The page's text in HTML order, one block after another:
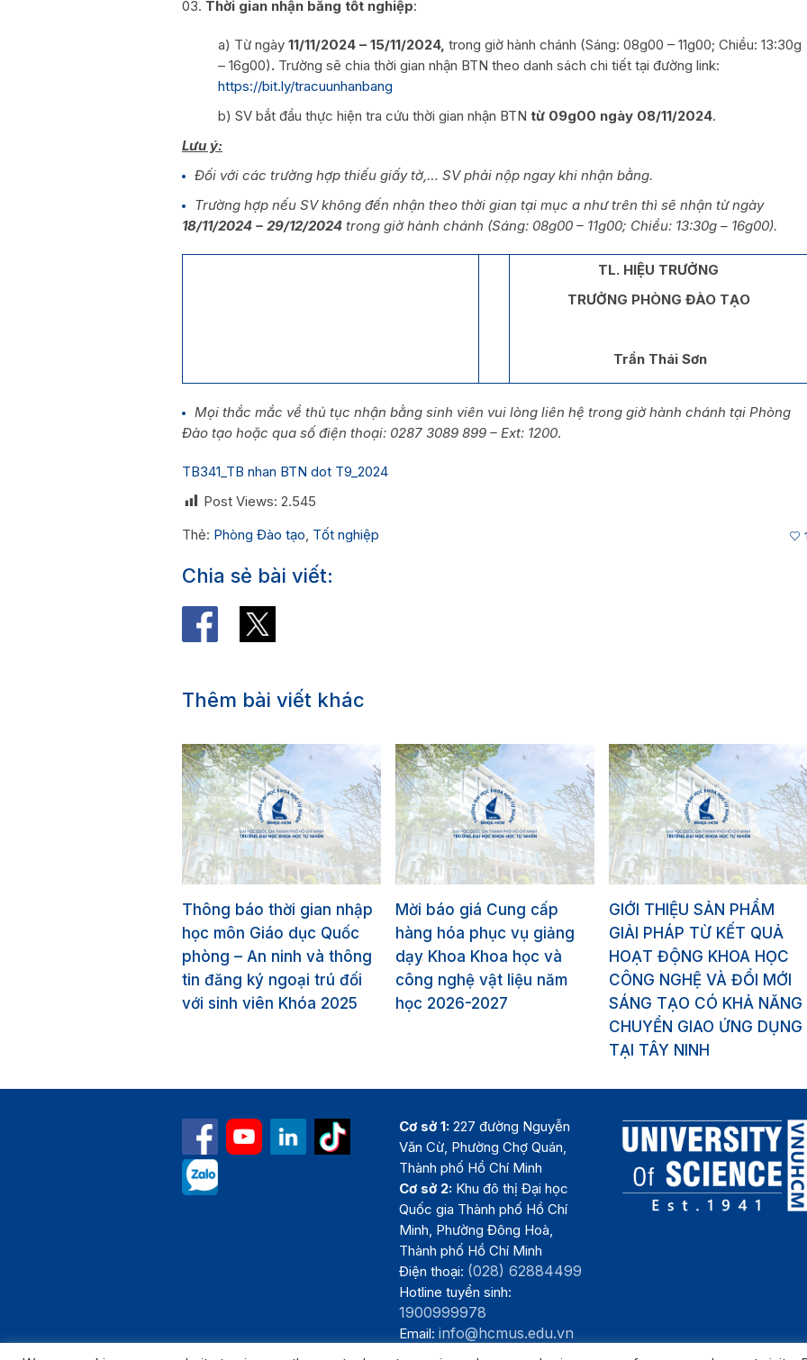
Thời gian nhận bằng tốt nghiệp:
a) Từ ngày 11/11/2024 – 15/11/2024, trong giờ hành chánh (Sáng: 08g00 – 11g00; Chiều: 13:30g
– 16g00). Trường sẽ chia thời gian nhận BTN theo danh sách chi tiết tại đường link:
https://bit.ly/tracuunhanbang
b) SV bắt đầu thực hiện tra cứu thời gian nhận BTN từ 09g00 ngày 08/11/2024.
Lưu ý:
Đối với các trường hợp thiếu giấy tờ,… SV phải nộp ngay khi nhận bằng.
Trường hợp nếu SV không đến nhận theo thời gian tại mục a như trên thì sẽ nhận từ ngày
18/11/2024 – 29/12/2024 trong giờ hành chánh (Sáng: 08g00 – 11g00; Chiều: 13:30g – 16g00).
TL. HIỆU TRƯỞNG
TRƯỞNG PHÒNG ĐÀO TẠO
Trần Thái Sơn
Mọi thắc mắc về thủ tục nhận bằng sinh viên vui lòng liên hệ trong giờ hành chánh tại Phòng
Đào tạo hoặc qua số điện thoại: 0287 3089 899 – Ext: 1200.
TB341_TB nhan BTN dot T9_2024
Post Views: 2.545
Thẻ: Phòng Đào tạo, Tốt nghiệp 1
Chia sẻ bài viết:
Thêm bài viết khác
Thông báo thời gian nhập
học môn Giáo dục Quốc
phòng – An ninh và thông
tin đăng ký ngoại trú đối
với sinh viên Khóa 2025
Mời báo giá Cung cấp
hàng hóa phục vụ giảng
dạy Khoa Khoa học và
công nghệ vật liệu năm
học 2026-2027
GIỚI THIỆU SẢN PHẨM
GIẢI PHÁP TỪ KẾT QUẢ
HOẠT ĐỘNG KHOA HỌC
CÔNG NGHỆ VÀ ĐỔI MỚI
SÁNG TẠO CÓ KHẢ NĂNG
CHUYỂN GIAO ỨNG DỤNG
TẠI TÂY NINH
Cơ sở 1: 227 đường Nguyễn
Văn Cừ, Phường Chợ Quán,
Thành phố Hồ Chí Minh
Cơ sở 2: Khu đô thị Đại học
Quốc gia Thành phố Hồ Chí
Minh, Phường Đông Hoà,
Thành phố Hồ Chí Minh
Điện thoại: (028) 62884499
Hotline tuyển sinh:
1900999978
Email:info@hcmus.edu.vn